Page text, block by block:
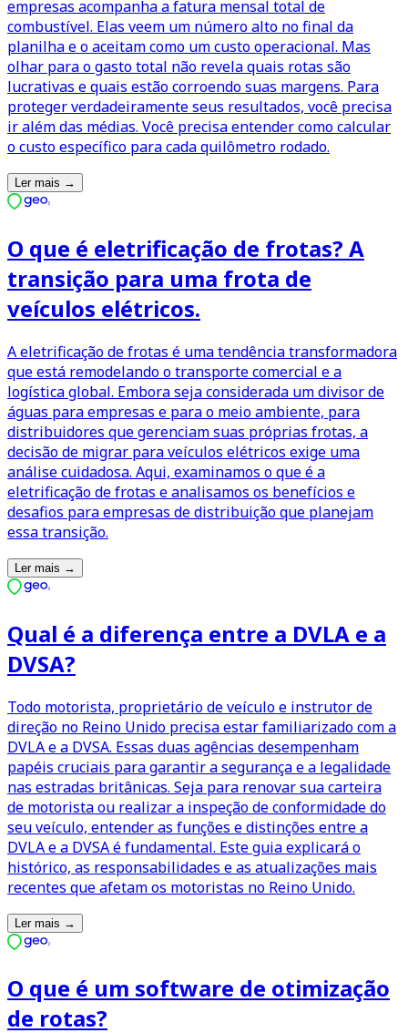
empresas acompanha a fatura mensal total de
combustível. Elas veem um número alto no final da
planilha e o aceitam como um custo operacional. Mas
olhar para o gasto total não revela quais rotas são
lucrativas e quais estão corroendo suas margens. Para
proteger verdadeiramente seus resultados, você precisa
ir além das médias. Você precisa entender como calcular
o custo específico para cada quilômetro rodado.
Ler mais →
O que é eletrificação de frotas? A
transição para uma frota de
veículos elétricos.
A eletrificação de frotas é uma tendência transformadora
que está remodelando o transporte comercial e a
logística global. Embora seja considerada um divisor de
águas para empresas e para o meio ambiente, para
distribuidores que gerenciam suas próprias frotas, a
decisão de migrar para veículos elétricos exige uma
análise cuidadosa. Aqui, examinamos o que é a
eletrificação de frotas e analisamos os benefícios e
desafios para empresas de distribuição que planejam
essa transição.
Ler mais →
Qual é a diferença entre a DVLA e a
DVSA?
Todo motorista, proprietário de veículo e instrutor de
direção no Reino Unido precisa estar familiarizado com a
DVLA e a DVSA. Essas duas agências desempenham
papéis cruciais para garantir a segurança e a legalidade
nas estradas britânicas. Seja para renovar sua carteira
de motorista ou realizar a inspeção de conformidade do
seu veículo, entender as funções e distinções entre a
DVLA e a DVSA é fundamental. Este guia explicará o
histórico, as responsabilidades e as atualizações mais
recentes que afetam os motoristas no Reino Unido.
Ler mais →
O que é um software de otimização
de rotas?